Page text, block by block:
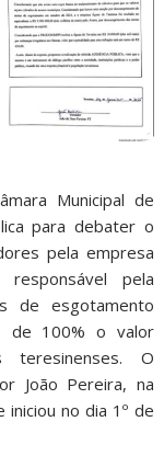
Municipal de
para debater o
pela empresa
responsável pela
de esgotamento
de 100% o valor
teresinenses. O
João Pereira, na
no dia 1º de